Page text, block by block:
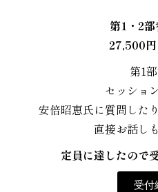
第1・2
27,500円
第1
セッショ
安倍昭恵氏に質問した
直接お話し
定員に達したので
受付